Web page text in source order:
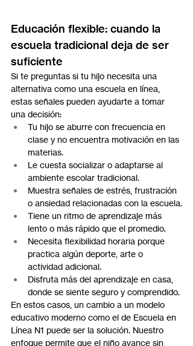
Educación flexible: cuando la
escuela tradicional deja de ser
suficiente
Si te preguntas si tu hijo necesita una
alternativa como una escuela en línea,
estas señales pueden ayudarte a tomar
una decisión:
Tu hijo se aburre con frecuencia en
clase y no encuentra motivación en las
materias.
Le cuesta socializar o adaptarse al
ambiente escolar tradicional.
Muestra señales de estrés, frustración
o ansiedad relacionadas con la escuela.
Tiene un ritmo de aprendizaje más
lento o más rápido que el promedio.
Necesita flexibilidad horaria porque
practica algún deporte, arte o
actividad adicional.
Disfruta más del aprendizaje en casa,
donde se siente seguro y comprendido.
En estos casos, un cambio a un modelo
educativo moderno como el de Escuela en
Línea N1 puede ser la solución. Nuestro
enfoque permite que el niño avance sin